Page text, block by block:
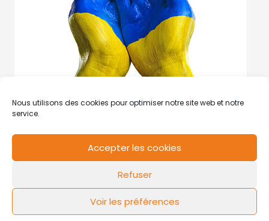
Nous utilisons des cookies pour optimiser notre site web et notre
service.
Accepter les cookies
Refuser
Voir les préférences
Mentions légales Politique de cookies
FLOW44